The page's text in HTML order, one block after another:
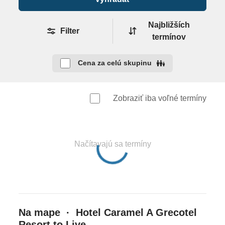
záhrady)
Stravovanie
raňajky • možnosť polpenzie
možnosť výberu - večere alebo obedy, 1x za pobyt
rezervácia a 1x za pobyt večera v Agreco Farm -
69 izieb (54 suít a 15 viliek) • vstupná hala s
recepciou • reštaurácia • 2 à la carte reštaurácie • 2
vonkajší bazén s morskou vodou • slnečníky, ležadlá
aqua gymnastika • tenis • plážový volejbal • stolný
Filter
Najbližších
termínov
Cena za celú skupinu
Zobraziť iba voľné termíny
Načítavajú sa termíny
Na mape · Hotel Caramel A Grecotel